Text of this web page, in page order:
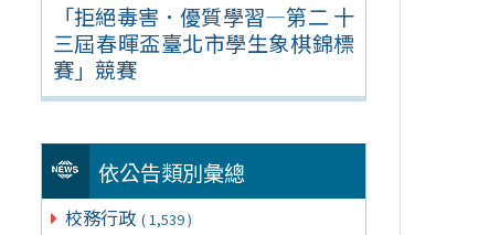
「拒絕毒害．優質學習—第二 十
三屆春暉盃臺北市學生象棋錦標
賽」競賽
依公告類別彙總
校務行政 ( 1,539 )